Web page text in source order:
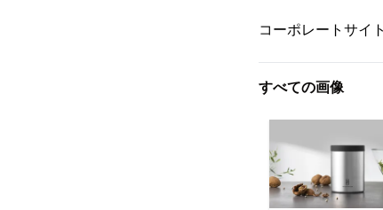
(3)ステン
コーポレートサイ
すべての画像